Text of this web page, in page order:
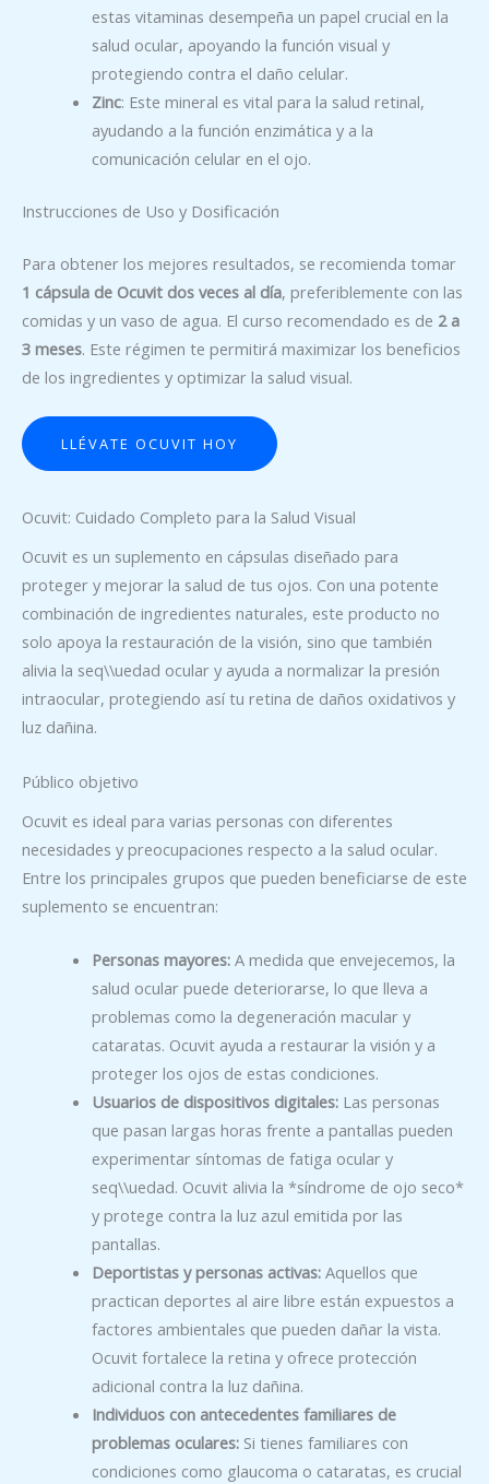
estas vitaminas desempeña un papel crucial en la
salud ocular, apoyando la función visual y
protegiendo contra el daño celular.
Zinc: Este mineral es vital para la salud retinal,
ayudando a la función enzimática y a la
comunicación celular en el ojo.
Instrucciones de Uso y Dosificación
Para obtener los mejores resultados, se recomienda tomar
1 cápsula de Ocuvit dos veces al día, preferiblemente con las
comidas y un vaso de agua. El curso recomendado es de 2 a
3 meses. Este régimen te permitirá maximizar los beneficios
de los ingredientes y optimizar la salud visual.
LLÉVATE OCUVIT HOY
Ocuvit: Cuidado Completo para la Salud Visual
Ocuvit es un suplemento en cápsulas diseñado para
proteger y mejorar la salud de tus ojos. Con una potente
combinación de ingredientes naturales, este producto no
solo apoya la restauración de la visión, sino que también
alivia la seq\\uedad ocular y ayuda a normalizar la presión
intraocular, protegiendo así tu retina de daños oxidativos y
luz dañina.
Público objetivo
Ocuvit es ideal para varias personas con diferentes
necesidades y preocupaciones respecto a la salud ocular.
Entre los principales grupos que pueden beneficiarse de este
suplemento se encuentran:
Personas mayores:A medida que envejecemos, la
salud ocular puede deteriorarse, lo que lleva a
problemas como la degeneración macular y
cataratas. Ocuvit ayuda a restaurar la visión y a
proteger los ojos de estas condiciones.
Usuarios de dispositivos digitales:Las personas
que pasan largas horas frente a pantallas pueden
experimentar síntomas de fatiga ocular y
seq\\uedad. Ocuvit alivia la *síndrome de ojo seco*
y protege contra la luz azul emitida por las
pantallas.
Deportistas y personas activas:Aquellos que
practican deportes al aire libre están expuestos a
factores ambientales que pueden dañar la vista.
Ocuvit fortalece la retina y ofrece protección
adicional contra la luz dañina.
Individuos con antecedentes familiares de
problemas oculares:Si tienes familiares con
condiciones como glaucoma o cataratas, es crucial